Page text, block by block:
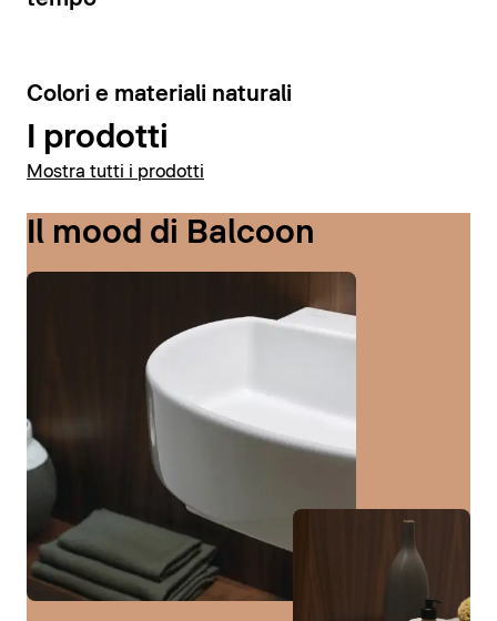
6
Colori e materiali naturali
I prodotti
Mostra tutti i prodotti
Il mood di Balcoon